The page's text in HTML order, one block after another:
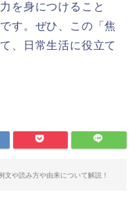
を身につけること
す。ぜひ、この「焦
、日常生活に役立て
文や読み方や由来について解説！